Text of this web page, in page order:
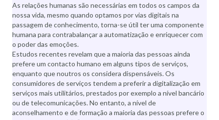
As relações humanas são necessárias em todos os campos da
nossa vida, mesmo quando optamos por vias digitais na
passagem de conhecimento, torna-se útil ter uma componente
humana para contrabalançar a automatização e enriquecer com
o poder das emoções.
Estudos recentes revelam que a maioria das pessoas ainda
prefere um contacto humano em alguns tipos de serviços,
enquanto que noutros os considera dispensáveis. Os
consumidores de serviços tendem a preferir a digitalização em
serviços mais utilitários, prestados por exemplo a nível bancário
ou de telecomunicações. No entanto, a nível de
aconselhamento e de formação a maioria das pessoas prefere o